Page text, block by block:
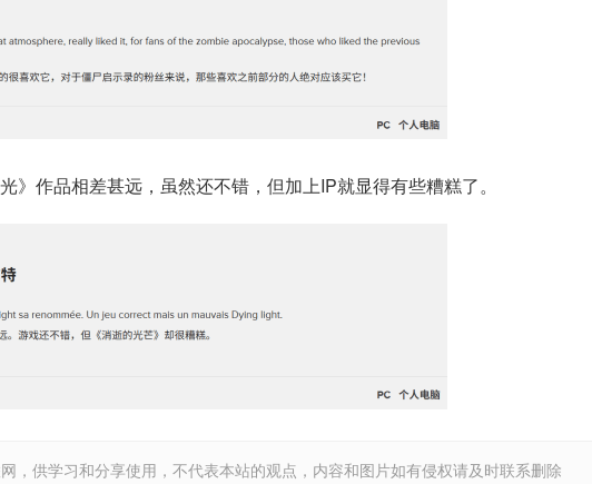
》作品相差甚远，虽然还不错，但加上IP就显得有些糟糕了。
，供学习和分享使用，不代表本站的观点，内容和图片如有侵权请及时联系删除